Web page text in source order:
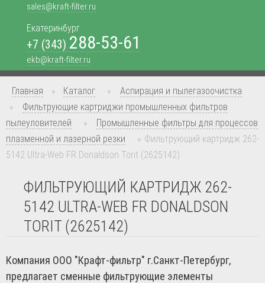
sales@kraft-filter.ru
Екатеринбург
+7 (343) 288-53-61
ekb@kraft-filter.ru
Главная » Каталог »
Аспирация и пылегазоочистка
»
Фильтрующие картриджи промышленных фильтров
пылеуловителей
»
Промышленные фильтры для процессов
плазменной и лазерной резки
» Фильтрующий картридж 262-
5142 Ultra-Web FR Donaldson Torit (2625142)
ФИЛЬТРУЮЩИЙ КАРТРИДЖ 262-
5142 ULTRA-WEB FR DONALDSON
TORIT (2625142)
Компания ООО "Крафт-фильтр" г.Санкт-Петербург,
предлагает сменные фильтрующие элементы